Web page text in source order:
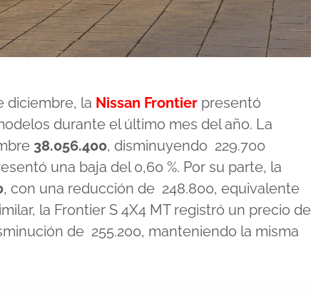
diciembre, la Nissan Frontier presentó
durante el último mes del año. La
38.056.400, disminuyendo 229.700
una baja del 0,60 %. Por su parte, la
, con una reducción de 248.800, equivalente
la Frontier S 4X4 MT registró un precio de
de 255.200, manteniendo la misma